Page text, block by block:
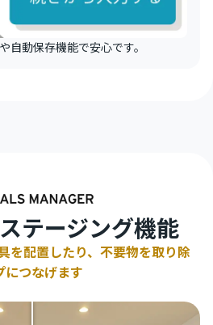
自動保存機能で安心です。
テージング機能
を配置したり、不要物を取り除
につなげます